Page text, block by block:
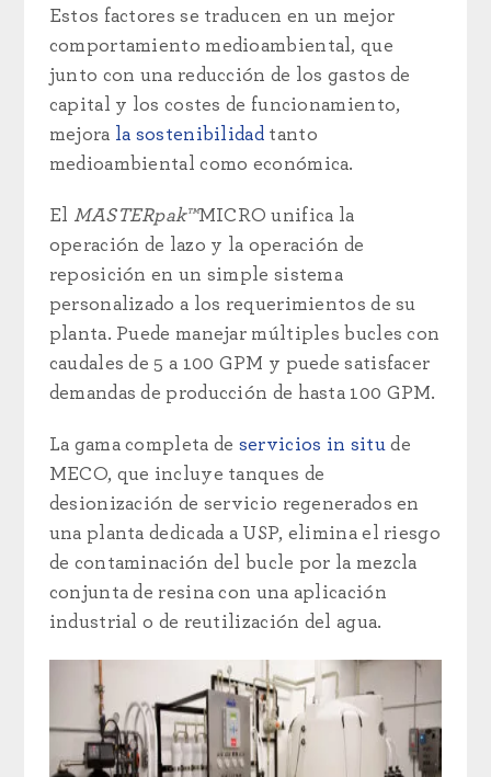
Estos factores se traducen en un mejor
comportamiento medioambiental, que
junto con una reducción de los gastos de
capital y los costes de funcionamiento,
mejora la sostenibilidad tanto
medioambiental como económica.
El MASTERpak™MICRO unifica la
operación de lazo y la operación de
reposición en un simple sistema
personalizado a los requerimientos de su
planta. Puede manejar múltiples bucles con
caudales de 5 a 100 GPM y puede satisfacer
demandas de producción de hasta 100 GPM.
La gama completa de servicios in situde
MECO, que incluye tanques de
desionización de servicio regenerados en
una planta dedicada a USP, elimina el riesgo
de contaminación del bucle por la mezcla
conjunta de resina con una aplicación
industrial o de reutilización del agua.